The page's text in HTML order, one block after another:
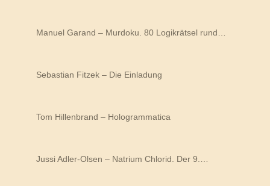
Manuel Garand – Murdoku. 80 Logikrätsel rund…
Sebastian Fitzek – Die Einladung
Tom Hillenbrand – Hologrammatica
Jussi Adler-Olsen – Natrium Chlorid. Der 9.…